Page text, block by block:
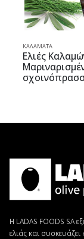
ΚΑΛΑΜΆΤΑ
Ελιές
Vacuum
Η LADAS FOODS SA
ελιάς και